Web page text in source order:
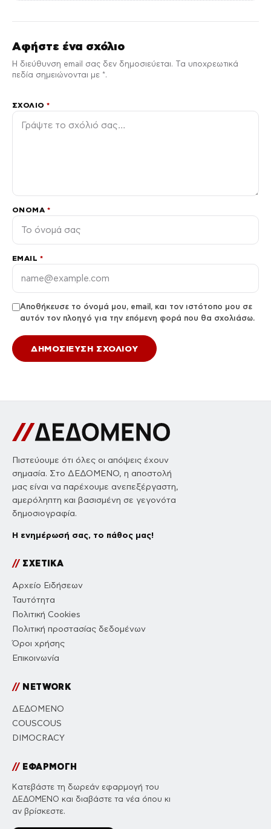
Αφήστε ένα σχόλιο
Η διεύθυνση email σας δεν δημοσιεύεται. Τα υποχρεωτικά
πεδία σημειώνονται με *.
ΣΧΌΛΙΟ*
ΌΝΟΜΑ *
EMAIL *
Αποθήκευσε το όνομά μου, email, και τον ιστότοπο μου σε
αυτόν τον πλοηγό για την επόμενη φορά που θα σχολιάσω.
Πιστεύουμε ότι όλες οι απόψεις έχουν
σημασία. Στο ΔΕΔΟΜΕΝΟ, η αποστολή
μας είναι να παρέχουμε ανεπεξέργαστη,
αμερόληπτη και βασισμένη σε γεγονότα
δημοσιογραφία.
Η ενημέρωσή σας, το πάθος μας!
//ΣΧΕΤΙΚΑ
Αρχείο Ειδήσεων
Ταυτότητα
Πολιτική Cookies
Πολιτική προστασίας δεδομένων
Όροι χρήσης
Επικοινωνία
//NETWORK
ΔΕΔΟΜΕΝΟ
COUSCOUS
DIMOCRACY
//ΕΦΑΡΜΟΓΗ
Κατεβάστε τη δωρεάν εφαρμογή του
ΔΕΔΟΜΕΝΟ και διαβάστε τα νέα όπου κι
αν βρίσκεστε.